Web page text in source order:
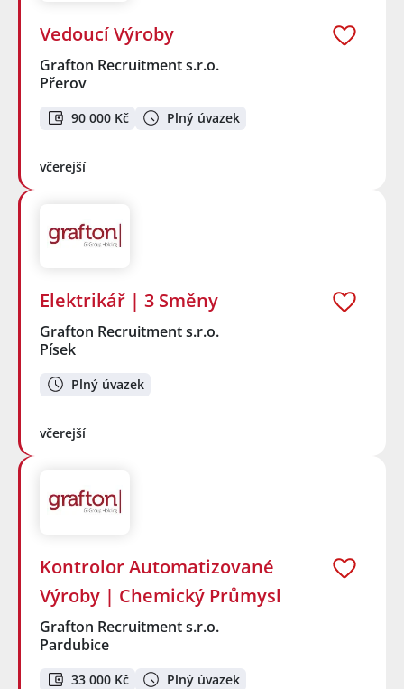
Vedoucí Výroby
Grafton Recruitment s.r.o.
Přerov
90 000 Kč Plný úvazek
včerejší
Elektrikář | 3 Směny
Grafton Recruitment s.r.o.
Písek
Plný úvazek
včerejší
Kontrolor Automatizované
Výroby | Chemický Průmysl
Grafton Recruitment s.r.o.
Pardubice
33 000 Kč Plný úvazek